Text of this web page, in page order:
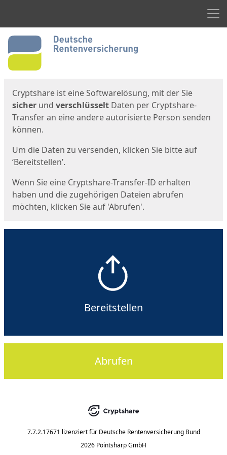
Start
Cryptshare ist eine Softwarelösung, mit der Sie
sicher und verschlüsselt Daten per Cryptshare-
Transfer an eine andere autorisierte Person senden
können.
Um die Daten zu versenden, klicken Sie bitte auf
‘Bereitstellen’.
Wenn Sie eine Cryptshare-Transfer-ID erhalten
haben und die zugehörigen Dateien abrufen
möchten, klicken Sie auf 'Abrufen'.
Bereitstellen
Abrufen
7.7.2.17671 lizenziert für Deutsche Rentenversicherung Bund
2026 Pointsharp GmbH